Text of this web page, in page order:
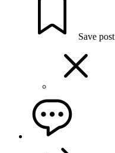
Save post